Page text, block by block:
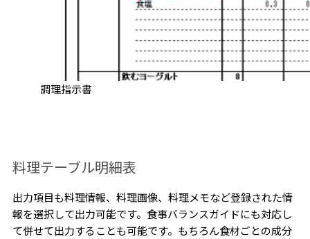
調理指示書
料理テーブル明細表
出力項目も料理情報、料理画像、料理メモなど登録された情
報を選択して出力可能です。食事バランスガイドにも対応し
て併せて出力することも可能です。もちろん食材ごとの成分